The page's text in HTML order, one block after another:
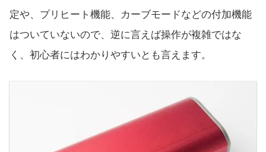
定や、プリヒート機能、カーブモードなどの付加機能
はついていないので、逆に言えば操作が複雑ではな
く、初心者にはわかりやすいとも言えます。